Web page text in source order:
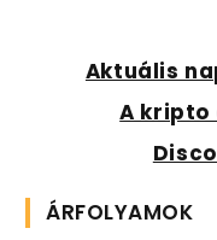
Aktuális
A
ÁRFOLYAMOK